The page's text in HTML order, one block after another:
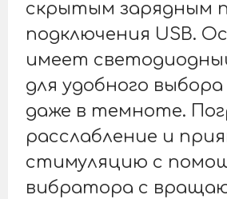
скрытым зарядным
подключения USB.
имеет
для удобного
даже в темноте.
расслабление и
стимуляцию с
вибратора с